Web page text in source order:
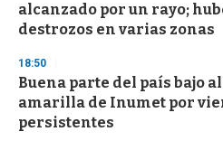
alcanzado por un rayo;
destrozos en varias zonas
18:50
Buena parte del país bajo
amarilla de Inumet por
persistentes